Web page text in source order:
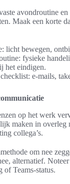
avondroutine
Maak een korte
licht bewegen,
fysieke
het eindigen.
e-mails,
op het werk
maken in overleg
collega’s.
om nee
alternatief.
of Teams-status.